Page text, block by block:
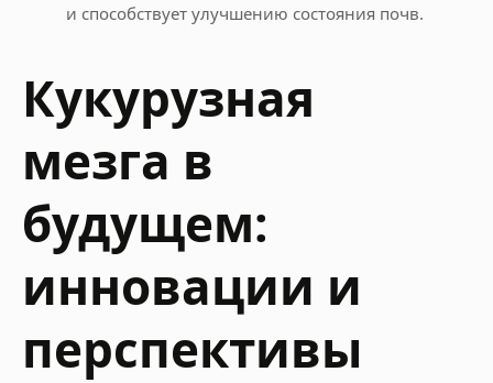
и способствует улучшению состояния почв.
Кукурузная
мезга в
будущем:
инновации и
перспективы